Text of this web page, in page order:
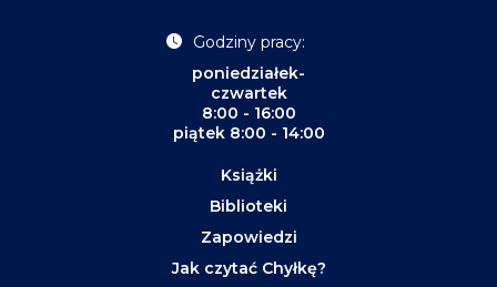
Godziny pracy:
poniedziałek-
czwartek
8:00 - 16:00
piątek 8:00 - 14:00
Książki
Biblioteki
Zapowiedzi
Jak czytać Chyłkę?